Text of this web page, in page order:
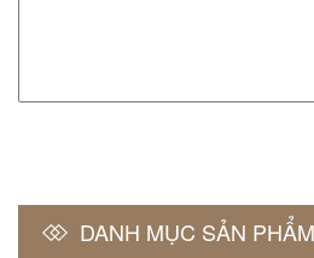
DANH MỤC SẢN PHẨM